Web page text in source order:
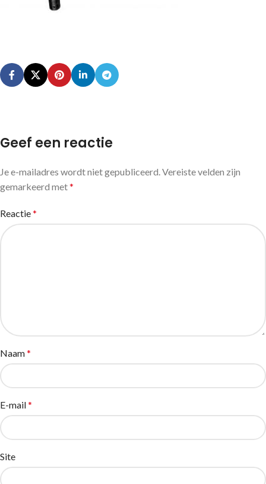
Geef een reactie
Je e-mailadres wordt niet gepubliceerd.Vereiste velden zijn
gemarkeerd met*
Reactie*
Naam*
E-mail*
Site